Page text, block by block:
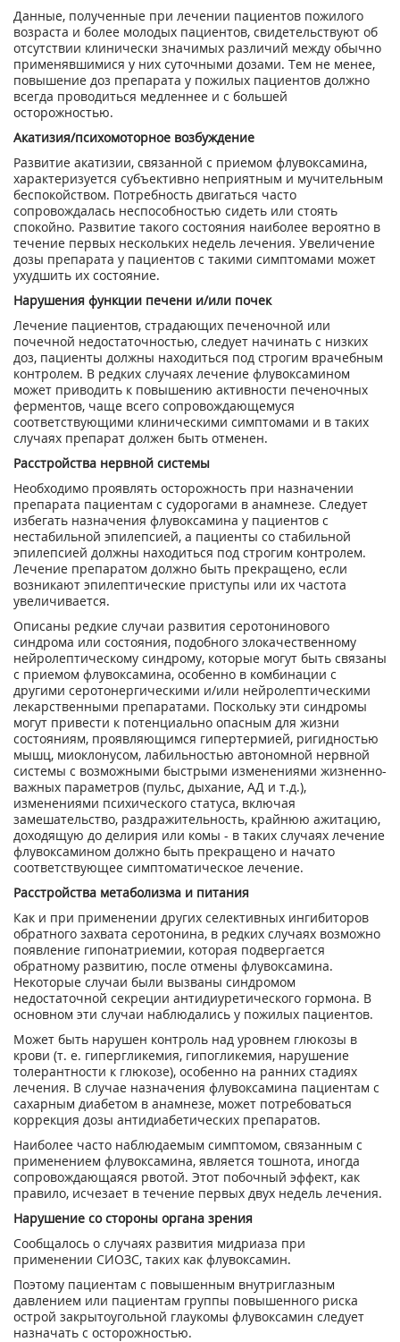
Данные, полученные при лечении пациентов пожилого
возраста и более молодых пациентов, свидетельствуют об
отсутствии клинически значимых различий между обычно
применявшимися у них суточными дозами. Тем не менее,
повышение доз препарата у пожилых пациентов должно
всегда проводиться медленнее и с большей
осторожностью.
Акатизия/психомоторное возбуждение
Развитие акатизии, связанной с приемом флувоксамина,
характеризуется субъективно неприятным и мучительным
беспокойством. Потребность двигаться часто
сопровождалась неспособностью сидеть или стоять
спокойно. Развитие такого состояния наиболее вероятно в
течение первых нескольких недель лечения. Увеличение
дозы препарата у пациентов с такими симптомами может
ухудшить их состояние.
Нарушения функции печени и/или почек
Лечение пациентов, страдающих печеночной или
почечной недостаточностью, следует начинать с низких
доз, пациенты должны находиться под строгим врачебным
контролем. В редких случаях лечение флувоксамином
может приводить к повышению активности печеночных
ферментов, чаще всего сопровождающемуся
соответствующими клиническими симптомами и в таких
случаях препарат должен быть отменен.
Расстройства нервной системы
Необходимо проявлять осторожность при назначении
препарата пациентам с судорогами в анамнезе. Следует
избегать назначения флувоксамина у пациентов с
нестабильной эпилепсией, а пациенты со стабильной
эпилепсией должны находиться под строгим контролем.
Лечение препаратом должно быть прекращено, если
возникают эпилептические приступы или их частота
увеличивается.
Описаны редкие случаи развития серотонинового
синдрома или состояния, подобного злокачественному
нейролептическому синдрому, которые могут быть связаны
с приемом флувоксамина, особенно в комбинации с
другими серотонергическими и/или нейролептическими
лекарственными препаратами. Поскольку эти синдромы
могут привести к потенциально опасным для жизни
состояниям, проявляющимся гипертермией, ригидностью
мышц, миоклонусом, лабильностью автономной нервной
системы с возможными быстрыми изменениями жизненно-
важных параметров (пульс, дыхание, АД и т.д.),
изменениями психического статуса, включая
замешательство, раздражительность, крайнюю ажитацию,
доходящую до делирия или комы - в таких случаях лечение
флувоксамином должно быть прекращено и начато
соответствующее симптоматическое лечение.
Расстройства метаболизма и питания
Как и при применении других селективных ингибиторов
обратного захвата серотонина, в редких случаях возможно
появление гипонатриемии, которая подвергается
обратному развитию, после отмены флувоксамина.
Некоторые случаи были вызваны синдромом
недостаточной секреции антидиуретического гормона. В
основном эти случаи наблюдались у пожилых пациентов.
Может быть нарушен контроль над уровнем глюкозы в
крови (т. е. гипергликемия, гипогликемия, нарушение
толерантности к глюкозе), особенно на ранних стадиях
лечения. В случае назначения флувоксамина пациентам с
сахарным диабетом в анамнезе, может потребоваться
коррекция дозы антидиабетических препаратов.
Наиболее часто наблюдаемым симптомом, связанным с
применением флувоксамина, является тошнота, иногда
сопровождающаяся рвотой. Этот побочный эффект, как
правило, исчезает в течение первых двух недель лечения.
Нарушение со стороны органа зрения
Сообщалось о случаях развития мидриаза при
применении СИОЗС, таких как флувоксамин.
Поэтому пациентам с повышенным внутриглазным
давлением или пациентам группы повышенного риска
острой закрытоугольной глаукомы флувоксамин следует
назначать с осторожностью.